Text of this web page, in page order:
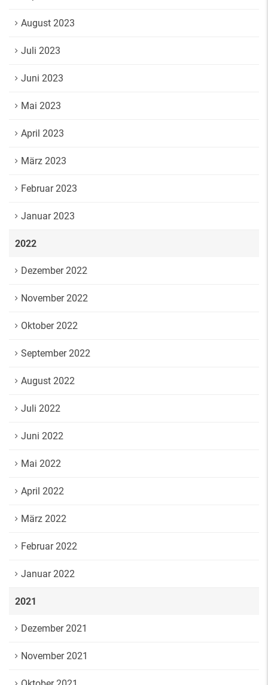
August 2023
Juli 2023
Juni 2023
Mai 2023
April 2023
März 2023
Februar 2023
Januar 2023
2022
Dezember 2022
November 2022
Oktober 2022
September 2022
August 2022
Juli 2022
Juni 2022
Mai 2022
April 2022
März 2022
Februar 2022
Januar 2022
2021
Dezember 2021
November 2021